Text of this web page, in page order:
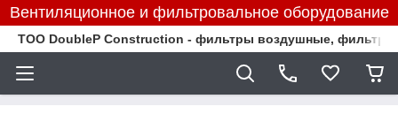
Вентиляционное и фильтровальное оборудование
TOO DoubleP Construction - фильтры воздушные,